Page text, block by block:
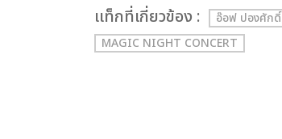
เเท็กที่เกี่ยวข้อง : อ๊อฟ ปองศักดิ์
MAGIC NIGHT CONCERT